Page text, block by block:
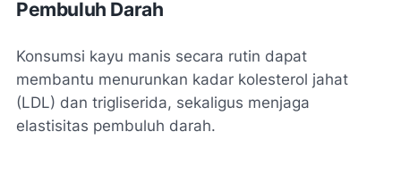
Pembuluh Darah
Konsumsi kayu manis secara rutin dapat
membantu menurunkan kadar kolesterol jahat
(LDL) dan trigliserida, sekaligus menjaga
elastisitas pembuluh darah.